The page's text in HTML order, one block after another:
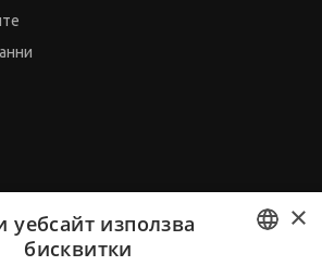
×
уебсайт използва
бисквитки